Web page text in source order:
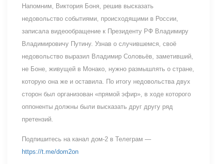
Напомним, Виктория Боня, решив высказать
недовольство событиями, происходящими в России,
записала видеообращение к Президенту РФ Владимиру
Владимировичу Путину. Узнав о случившемся, своё
недовольство выразил Владимир Соловьёв, заметивший,
не Боне, живущей в Монако, нужно размышлять о стране,
которую она же и оставила. По итогу недовольства двух
сторон был организован «прямой эфир», в ходе которого
оппоненты должны были высказать друг другу ряд
претензий.
Подпишитесь на канал дом-2 в Телеграм —
https://t.me/dom2on